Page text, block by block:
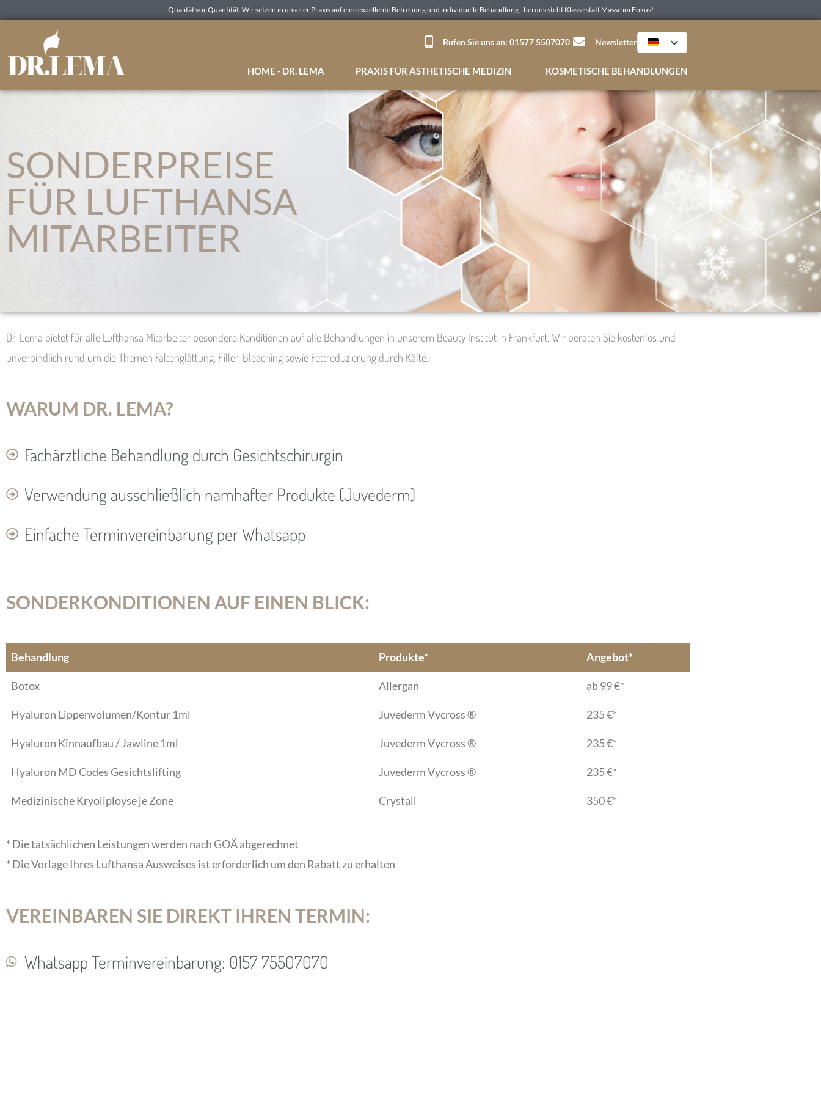
Qualität vor Quantität: Wir setzen in unserer Praxis auf eine exzellente Betreuung und individuelle Behandlung - bei uns steht Klasse statt Masse im Fokus!
Rufen Sie uns an: 01577 5507070 Newsletter
HOME - DR. LEMA PRAXIS FÜR ÄSTHETISCHE MEDIZIN KOSMETISCHE BEHANDLUNGEN
SONDERPREISE
FÜR LUFTHANSA
MITARBEITER
Dr. Lema bietet für alle Lufthansa Mitarbeiter besondere Konditionen auf alle Behandlungen in unserem Beauty Institut in Frankfurt. Wir beraten Sie kostenlos und
unverbindlich rund um die Themen Faltenglättung, Filler, Bleaching sowie Fettreduzierung durch Kälte.
WARUM DR. LEMA?
Fachärztliche Behandlung durch Gesichtschirurgin
Verwendung ausschließlich namhafter Produkte (Juvederm)
Einfache Terminvereinbarung per Whatsapp
SONDERKONDITIONEN AUF EINEN BLICK:
Behandlung Produkte* Angebot*
Botox Allergan ab 99 €*
Hyaluron Lippenvolumen/Kontur 1ml Juvederm Vycross ® 235 €*
Hyaluron Kinnaufbau / Jawline 1ml Juvederm Vycross ® 235 €*
Hyaluron MD Codes Gesichtslifting Juvederm Vycross ® 235 €*
Medizinische Kryoliployse je Zone Crystall 350 €*
* Die tatsächlichen Leistungen werden nach GOÄ abgerechnet
* Die Vorlage Ihres Lufthansa Ausweises ist erforderlich um den Rabatt zu erhalten
VEREINBAREN SIE DIREKT IHREN TERMIN:
Whatsapp Terminvereinbarung: 0157 75507070